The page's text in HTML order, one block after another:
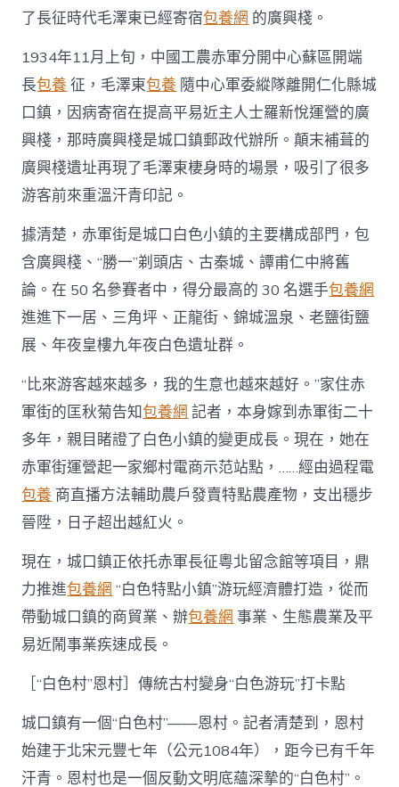
了長征時代毛澤東已經寄宿包養網 的廣興棧。
1934年11月上旬，中國工農赤軍分開中心蘇區開端
長包養 征，毛澤東包養 隨中心軍委縱隊離開仁化縣城
口鎮，因病寄宿在提高平易近主人士羅新悅運營的廣
興棧，那時廣興棧是城口鎮郵政代辦所。顛末補葺的
廣興棧遺址再現了毛澤東棲身時的場景，吸引了很多
游客前來重溫汗青印記。
據清楚，赤軍街是城口白色小鎮的主要構成部門，包
含廣興棧、“勝一”剃頭店、古秦城、譚甫仁中將舊
論。在 50 名參賽者中，得分最高的 30 名選手包養網
進進下一居、三角坪、正龍街、錦城溫泉、老鹽街鹽
展、年夜皇樓九年夜白色遺址群。
“比來游客越來越多，我的生意也越來越好。”家住赤
軍街的匡秋菊告知包養網 記者，本身嫁到赤軍街二十
多年，親目睹證了白色小鎮的變更成長。現在，她在
赤軍街運營起一家鄉村電商示范站點，……經由過程電
包養 商直播方法輔助農戶發賣特點農產物，支出穩步
晉陞，日子超出越紅火。
現在，城口鎮正依托赤軍長征粵北留念館等項目，鼎
力推進包養網 “白色特點小鎮”游玩經濟體打造，從而
帶動城口鎮的商貿業、辦包養網 事業、生態農業及平
易近鬧事業疾速成長。
［“白色村”恩村］傳統古村變身“白色游玩”打卡點
城口鎮有一個“白色村”——恩村。記者清楚到，恩村
始建于北宋元豐七年（公元1084年），距今已有千年
汗青。恩村也是一個反動文明底蘊深摯的“白色村”。